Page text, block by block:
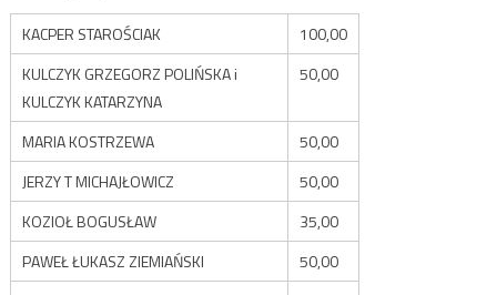
KACPER STAROŚCIAK
100,00
KULCZYK GRZEGORZ POLIŃSKA i
KULCZYK KATARZYNA
50,00
MARIA KOSTRZEWA
50,00
JERZY T MICHAJŁOWICZ
50,00
KOZIOŁ BOGUSŁAW
35,00
PAWEŁ ŁUKASZ ZIEMIAŃSKI
50,00